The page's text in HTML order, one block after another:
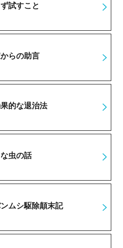
試すこと
らの助言
的な退治法
虫の話
ムシ駆除顛末記